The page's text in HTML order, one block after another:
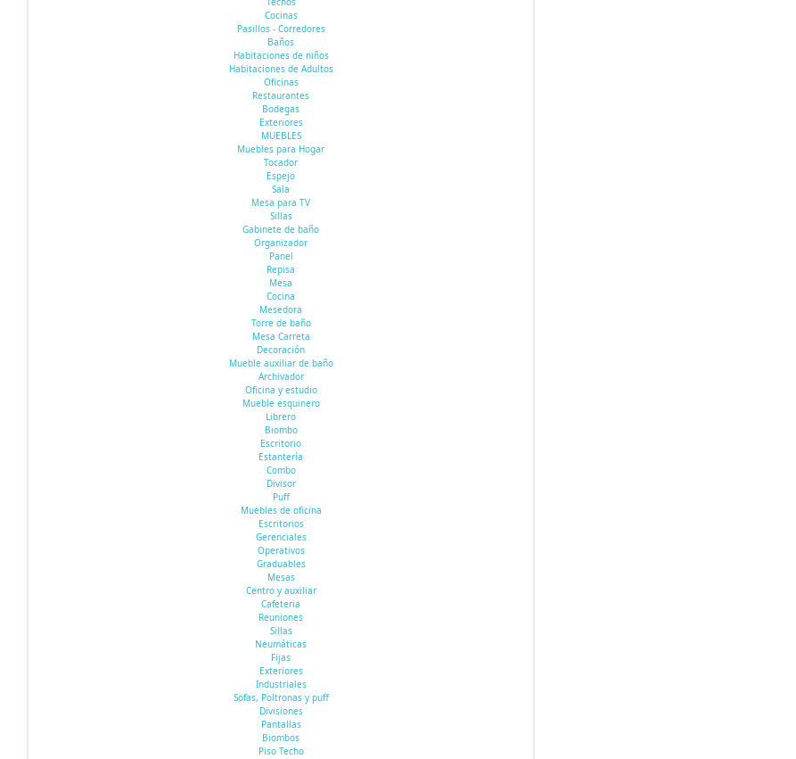
Cocinas
Pasillos - Corredores
Baños
Habitaciones de niños
Habitaciones de Adultos
Oficinas
Restaurantes
Bodegas
Exteriores
MUEBLES
Muebles para Hogar
Tocador
Espejo
Sala
Mesa para TV
Sillas
Gabinete de baño
Organizador
Panel
Repisa
Mesa
Cocina
Mesedora
Torre de baño
Mesa Carreta
Decoración
Mueble auxiliar de baño
Archivador
Oficina y estudio
Mueble esquinero
Librero
Biombo
Escritorio
Estantería
Combo
Divisor
Puff
Muebles de oficina
Escritorios
Gerenciales
Operativos
Graduables
Mesas
Centro y auxiliar
Cafeteria
Reuniones
Sillas
Neumáticas
Fijas
Exteriores
Industriales
Sofas, Poltronas y puff
Divisiones
Pantallas
Biombos
Piso Techo